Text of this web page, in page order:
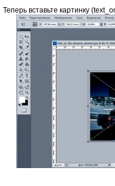
Теперь вставьте картинку